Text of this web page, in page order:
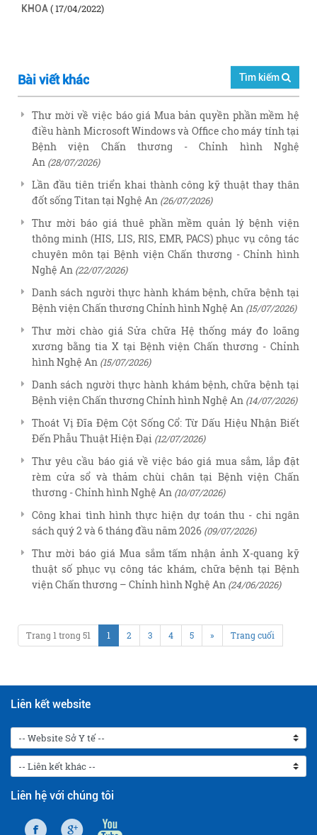
KHOA( 17/04/2022)
Bài viết khác Tìm kiếm
Thư mời về việc báo giá Mua bản quyền phần mềm hệ
điều hành Microsoft Windows và Office cho máy tính tại
Bệnh viện Chấn thương - Chỉnh hình Nghệ
An (28/07/2026)
Lần đầu tiên triển khai thành công kỹ thuật thay thân
đốt sống Titan tại Nghệ An (26/07/2026)
Thư mời báo giá thuê phần mềm quản lý bệnh viện
thông minh (HIS, LIS, RIS, EMR, PACS) phục vụ công tác
chuyên môn tại Bệnh viện Chấn thương - Chỉnh hình
Nghệ An (22/07/2026)
Danh sách người thực hành khám bệnh, chữa bệnh tại
Bệnh viện Chấn thương Chỉnh hình Nghệ An (15/07/2026)
Thư mời chào giá Sửa chữa Hệ thống máy đo loãng
xương bằng tia X tại Bệnh viện Chấn thương - Chỉnh
hình Nghệ An (15/07/2026)
Danh sách người thực hành khám bệnh, chữa bệnh tại
Bệnh viện Chấn thương Chỉnh hình Nghệ An (14/07/2026)
Thoát Vị Đĩa Đệm Cột Sống Cổ: Từ Dấu Hiệu Nhận Biết
Đến Phẫu Thuật Hiện Đại (12/07/2026)
Thư yêu cầu báo giá về việc báo giá mua sắm, lắp đặt
rèm cửa sổ và thảm chùi chân tại Bệnh viện Chấn
thương - Chỉnh hình Nghệ An (10/07/2026)
Công khai tình hình thực hiện dự toán thu - chi ngân
sách quý 2 và 6 tháng đầu năm 2026 (09/07/2026)
Thư mời báo giá Mua sắm tấm nhận ảnh X-quang kỹ
thuật số phục vụ công tác khám, chữa bệnh tại Bệnh
viện Chấn thương – Chỉnh hình Nghệ An (24/06/2026)
Trang 1 trong 51 1 2 3 4 5 » Trang cuối
Liên kết website
Liên hệ với chúng tôi